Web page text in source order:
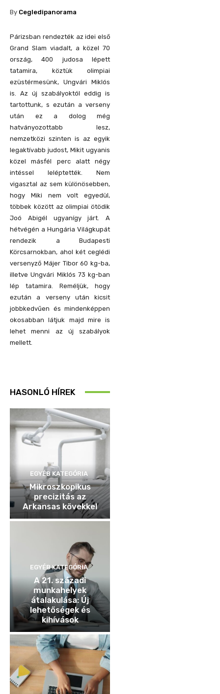
By Cegledipanorama
Párizsban rendezték az idei első
Grand Slam viadalt, a közel 70
ország, 400 judosa lépett
tatamira, köztük olimpiai
ezüstérmesünk, Ungvári Miklós
is. Az új szabályoktól eddig is
tartottunk, s ezután a verseny
után ez a dolog még
hatványozottabb lesz,
nemzetközi szinten is az egyik
legaktívabb judost, Mikit ugyanis
közel másfél perc alatt négy
intéssel leléptették. Nem
vigasztal az sem különösebben,
hogy Miki nem volt egyedül,
többek között az olimpiai ötödik
Joó Abigél ugyanígy járt. A
hétvégén a Hungária Világkupát
rendezik a Budapesti
Körcsarnokban, ahol két ceglédi
versenyző Májer Tibor 60 kg-ba,
illetve Ungvári Miklós 73 kg-ban
lép tatamira. Reméljük, hogy
ezután a verseny után kicsit
jobbkedvűen és mindenképpen
okosabban látjuk majd mire is
lehet menni az új szabályok
mellett.
HASONLÓ HÍREK
EGYÉB KATEGÓRIA
Mikroszkopikus
precizitás az
Arkansas kövekkel
EGYÉB KATEGÓRIA
A 21. századi
munkahelyek
átalakulása: Új
lehetőségek és
kihívások